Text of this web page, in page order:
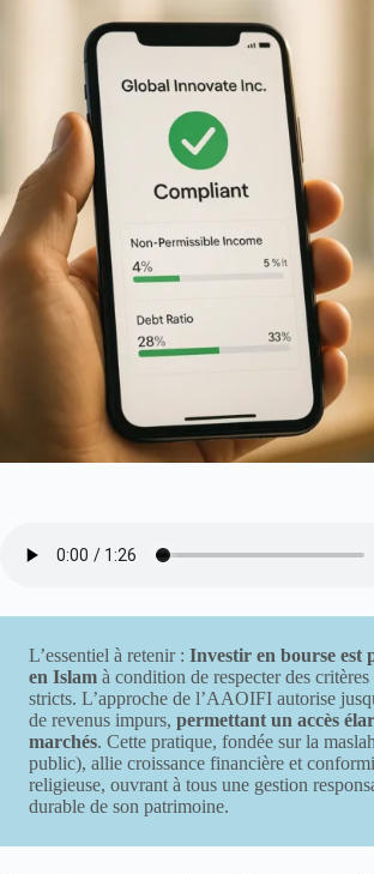
L’essentiel à retenir : Investir en bourse est
en Islam à condition de respecter des critères
stricts. L’approche de l’AAOIFI autorise
de revenus impurs, permettant un accès
marchés. Cette pratique, fondée sur la
public), allie croissance financière et
religieuse, ouvrant à tous une gestion
durable de son patrimoine.